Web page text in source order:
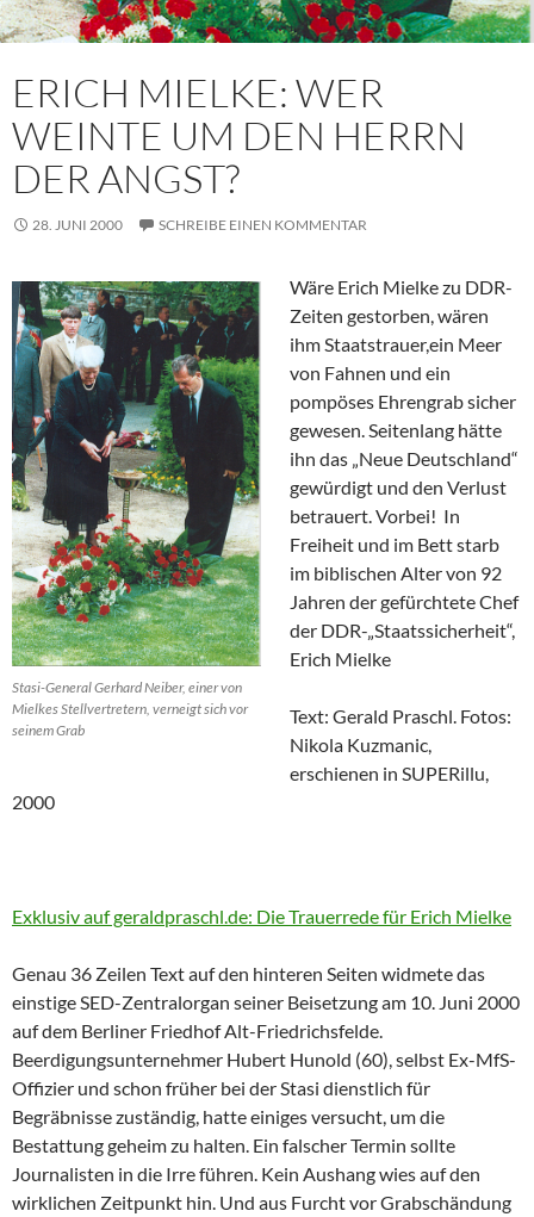
ERICH MIELKE: WER
WEINTE UM DEN HERRN
DER ANGST?
28. JUNI 2000 SCHREIBE EINEN KOMMENTAR
Stasi-General Gerhard Neiber, einer von
Mielkes Stellvertretern, verneigt sich vor
seinem Grab
Wäre Erich Mielke zu DDR-
Zeiten gestorben, wären
ihm Staatstrauer,ein Meer
von Fahnen und ein
pompöses Ehrengrab sicher
gewesen. Seitenlang hätte
ihn das „Neue Deutschland“
gewürdigt und den Verlust
betrauert. Vorbei! In
Freiheit und im Bett starb
im biblischen Alter von 92
Jahren der gefürchtete Chef
der DDR-„Staatssicherheit“,
Erich Mielke
Text: Gerald Praschl. Fotos:
Nikola Kuzmanic,
erschienen in SUPERillu,
2000
Exklusiv auf geraldpraschl.de: Die Trauerrede für Erich Mielke
Genau 36 Zeilen Text auf den hinteren Seiten widmete das
einstige SED-Zentralorgan seiner Beisetzung am 10. Juni 2000
auf dem Berliner Friedhof Alt-Friedrichsfelde.
Beerdigungsunternehmer Hubert Hunold (60), selbst Ex-MfS-
Offizier und schon früher bei der Stasi dienstlich für
Begräbnisse zuständig, hatte einiges versucht, um die
Bestattung geheim zu halten. Ein falscher Termin sollte
Journalisten in die Irre führen. Kein Aushang wies auf den
wirklichen Zeitpunkt hin. Und aus Furcht vor Grabschändung